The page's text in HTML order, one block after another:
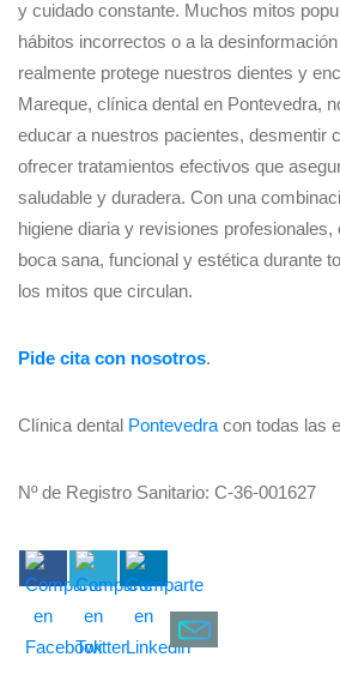
y cuidado constante. Muchos mitos
hábitos incorrectos o a la
realmente protege nuestros dientes y
Mareque, clínica dental en Pontevedra,
educar a nuestros pacientes, desmentir
ofrecer tratamientos efectivos que
saludable y duradera. Con una
higiene diaria y revisiones
boca sana, funcional y estética durante
los mitos que circulan.
Pide cita con nosotros.
Clínica dental Pontevedra con todas las
Nº de Registro Sanitario: C-36-001627